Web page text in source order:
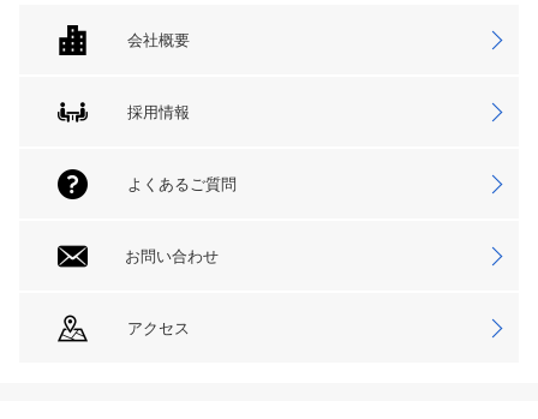
会社概要
採用情報
よくあるご質問
お問い合わせ
アクセス